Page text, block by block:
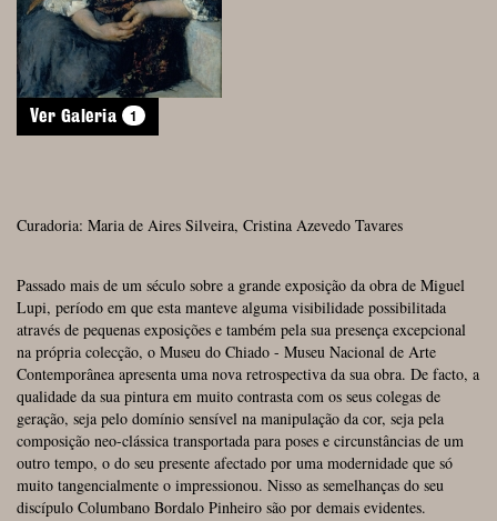
Ver Galeria 1
Curadoria: Maria de Aires Silveira, Cristina Azevedo Tavares
Passado mais de um século sobre a grande exposição da obra de Miguel
Lupi, período em que esta manteve alguma visibilidade possibilitada
através de pequenas exposições e também pela sua presença excepcional
na própria colecção, o Museu do Chiado - Museu Nacional de Arte
Contemporânea apresenta uma nova retrospectiva da sua obra. De facto, a
qualidade da sua pintura em muito contrasta com os seus colegas de
geração, seja pelo domínio sensível na manipulação da cor, seja pela
composição neo-clássica transportada para poses e circunstâncias de um
outro tempo, o do seu presente afectado por uma modernidade que só
muito tangencialmente o impressionou. Nisso as semelhanças do seu
discípulo Columbano Bordalo Pinheiro são por demais evidentes.